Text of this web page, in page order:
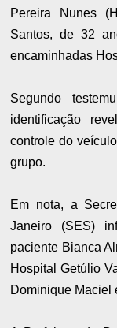
Pereira Nunes
Santos, de 32
encaminhadas
Segundo
identificação
controle do
grupo.
Em nota, a
Janeiro (SES)
paciente Bianca
Hospital Getúlio
Dominique Maciel